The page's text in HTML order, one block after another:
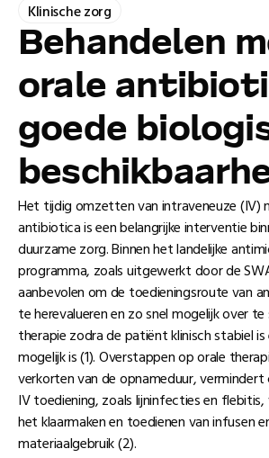
Klinische zorg
Behandelen
orale
goede
Het tijdig omzetten van intraveneuze (IV)
antibiotica is een belangrijke interventie
duurzame zorg. Binnen het landelijke
programma, zoals uitgewerkt door de
aanbevolen om de toedieningsroute van
te herevalueren en zo snel mogelijk over
therapie zodra de patiënt klinisch stabiel is
mogelijk is (1). Overstappen op orale
verkorten van de opnameduur,
IV toediening, zoals lijninfecties en
het klaarmaken en toedienen van infusen
materiaalgebruik (2).